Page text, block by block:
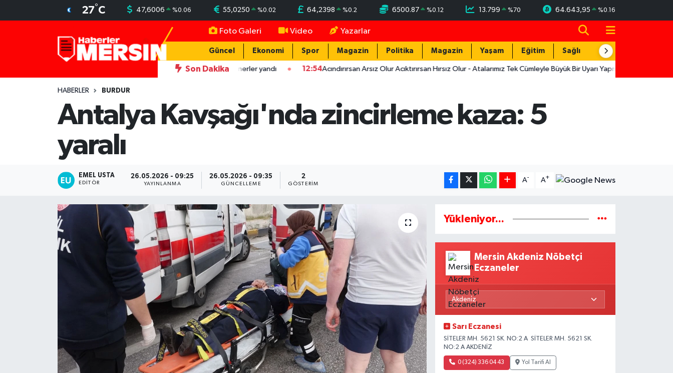
27°C 47,6006 %0.06 55,0250 %0.02 64,2398 %0.2 6500.87 %0.12 13.799 %70 64.643,95 %0.16
Foto Galeri Video Yazarlar
Güncel Ekonomi Spor Magazin Politika Magazin Yaşam Eğitim Sağlık Teknoloji
Son Dakika
İşçilerin kaldığı konteynerler yandı 12:54Acındırırsan Arsız Olur Acıktırırsan Hırsız Olur - Atalarımız Tek Cümleyle Büyük Bir Uyarı Yapmış
HABERLER BURDUR
Antalya Kavşağı'nda zincirleme kaza: 5
yaralı
EMEL USTA
EDITÖR
26.05.2026 - 09:25
YAYINLANMA
26.05.2026 - 09:35
GÜNCELLEME
2
GÖSTERIM
A- A+
Yükleniyor...
Mersin Akdeniz Nöbetçi
Eczaneler
Sarı Eczanesi
SİTELER MH. 5621 SK. NO:2 A SİTELER MH. 5621 SK.
NO:2 A AKDENİZ
0 (324) 336 04 43 Yol Tarifi Al
Mersin Nöbetçi Eczaneler
Mersin Hava Durumu
Mersin Trafik Yoğunluk Haritası
Süper Lig Puan Durumu ve Fikstür
Tüm Manşetler
Haber Arşivi